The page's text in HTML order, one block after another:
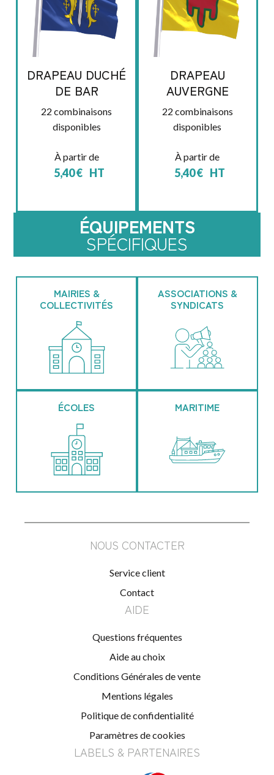
DRAPEAU DUCHÉ
DE BAR
22 combinaisons
disponibles
À partir de
5,40€ HT
DRAPEAU
AUVERGNE
22 combinaisons
disponibles
À partir de
5,40€ HT
ÉQUIPEMENTS
SPÉCIFIQUES
MAIRIES &
COLLECTIVITÉS
ASSOCIATIONS &
SYNDICATS
ÉCOLES MARITIME
NOUS CONTACTER
Service client
Contact
AIDE
Questions fréquentes
Aide au choix
Conditions Générales de vente
Mentions légales
Politique de confidentialité
Paramètres de cookies
LABELS & PARTENAIRES